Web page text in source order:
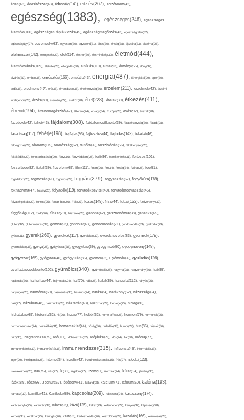
édes(42), édesítőszer(43), édesség(141), edzés(267), edzőterem(42),
egészség(1383), egészséges(246), egészséges
életmód(100), egészséges táplálkozás(45), egészségmegőrzés(43), egészségtelen(32),
egészségügy(27), egyensúly(63), egyetem(30), egyszerű(31), éhes(30), éhség(38), éjszaka(33), ekcéma(26),
élelmiszer(142), elengedés(29), élet(114), életkor(30), életminőség(30), életmód(444),
életmódváltás(109), életvitel(28), elfogadás(30), elhízás(110), elme(93), élmény(55), előny(37),
elvárás(32), ember(38), emésztés(166), empátia(43), energia(487), Energiaital(29), eper(30),
erdő(36), eredmény(47), erő(36), érrendszer(36), érzékenység(36), érzelem(211), érzelmek(42), érzelmi
intelligencia(28), érzés(39), esemény(27), eszköz(28), étel(228), ételek(39), étkezés(411),
étrend(194), étrendkiegészítő(47), étterem(24), étvágy(34), Európa(28), evés(92), évszak(28),
facebook(42), fahéj(43), fájdalom(308), fájdalomcsillapító(39), fáradékonyság(30), fáradt(28),
fáradtság(117), fehérje(198), fejfájás(93), fejlesztés(44), fejlődés(142), feladat(46),
feldolgozás(24), félelem(115), felelősség(62), felnőtt(66), felszívódás(56), féltékenység(26),
feltöltődés(29), fenntarthatóság(29), fény(36), fényvédelem(28), férfi(86), fertőtlenítés(31), fertőzés(101),
feszültség(82), fiatal(39), figyelem(69), film(111), finom(26), fitt(34), fittség(34), fizikai(25), fog(51),
fogadalom(25), fogmosás(41), fogorvos(24), fogyás(279), fogyasztás(67), fogyókúra(178),
fokhagyma(47), folsav(25), folyadék(119), folyadékbevitel(40), folyadékfogyasztás(45),
folyadékpótlás(29), fontos(25), forralt bor(26), Föld(27), főzés(149), friss(44), futás(132), futóverseny(32),
függőség(112), fürdő(26), fűszer(79), fűszerek(28), gabona(42), gasztronómia(58), genetika(45),
glutén(32), gluténmentes(34), gomba(53), gondolat(43), gondolkodás(71), gondoskodás(33), gyakorlat(29),
gyász(31), gyerek(260), gyerekek(117), gyerekkor(32), gyereknevelés(83), gyermek(179),
gyermekkor(36), gyertya(28), gyógyászat(36), gyógyítás(69), gyógymód(50), gyógynövény(149),
gyógyszer(165), gyógytea(40), gyógyulás(85), gyomor(62), Gyömbér(66), gyulladás(126),
gyulladáscsökkentő(102), gyümölcs(340), gyümölcslé(28), hagyma(28), hagyomány(36), haj(85),
hajápolás(36), hajhullás(44), hajmosás(24), hal(70), hála(25), halál(39), hangulat(112), hányás(25),
hányinger(25), harmónia(69), hasmenés(35), hasznos(24), hatás(84), hatékony(52), házasság(64),
házi(27), háziállat(48), házimunka(28), háztartás(43), hétköznap(24), hétvége(25), hideg(80),
hidratálás(69), higiénia(52), hit(26), hízás(77), hobbi(62), home office(26), hormon(79), hormonok(25),
hormonrendszer(24), hozzáállás(31), hőmérséklet(44), hőség(36), hulladék(33), humor(24), hús(86), húsvét(36),
hűtő(30), idegrendszer(75), idő(111), időbeosztás(32), időjárás(69), idős(24), illat(30), illóolaj(77),
immunerősítés(30), immunerősítő(36), immunrendszer(315), influenza(45), információ(33),
inger(29), intelligencia(28), internet(64), inzulin(42), inzulinrezisztencia(35), írás(27), iskola(123),
iskolakezdés(25), ital(75), ivás(27), íz(39), izgalom(27), izom(91), izomzat(24), ízület(54), járvány(35),
játék(89), jóga(56), Joghurt(67), jótékony(41), kaland(28), kalcium(71), kálium(50), kalória(193),
kamasz(30), kamilla(41), Kánikula(59), kapcsolat(209), káposzta(24), karácsony(174),
karácsonyfa(25), karantén(34), káros(53), kávé(125), keksz(29), kellemetlen(29), kenyér(32), képesség(28),
kérdés(31), kerékpár(25), keringés(26), kert(52), kertészkedés(26), készülődés(24), kezelés(166), kézmosás(28),